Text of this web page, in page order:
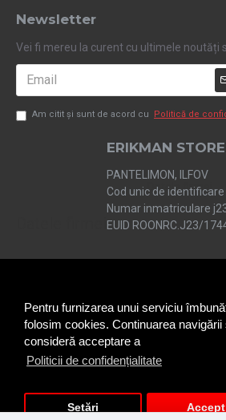
Pentru furnizarea unui serviciu
folosim cookies. Continuarea navigării
consideră acceptare a
Politicii de confidențialitate
Setări Accept
Newsletter
Vei fi mereu la curent cu ultimele noutăți
Am citit şi sunt de acord cu Politică de
ERIKMAN
PANTELIMON, ILFOV
Cod unic de
Numar inmatriculare
EUID ROONRC.J23/
Copyright © 2019 shopelite.ro. Toate